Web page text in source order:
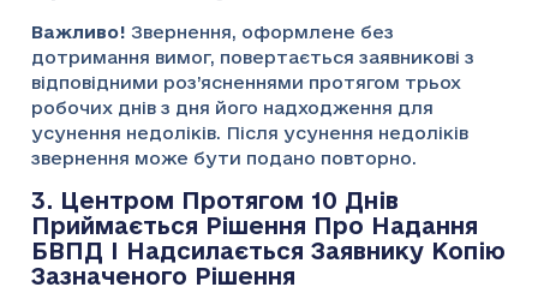
Важливо! Звернення, оформлене без
дотримання вимог, повертається заявникові з
відповідними роз’ясненнями протягом трьох
робочих днів з дня його надходження для
усунення недоліків. Після усунення недоліків
звернення може бути подано повторно.
3. Центром Протягом 10 Днів
Приймається Рішення Про Надання
БВПД І Надсилається Заявнику Копію
Зазначеного Рішення